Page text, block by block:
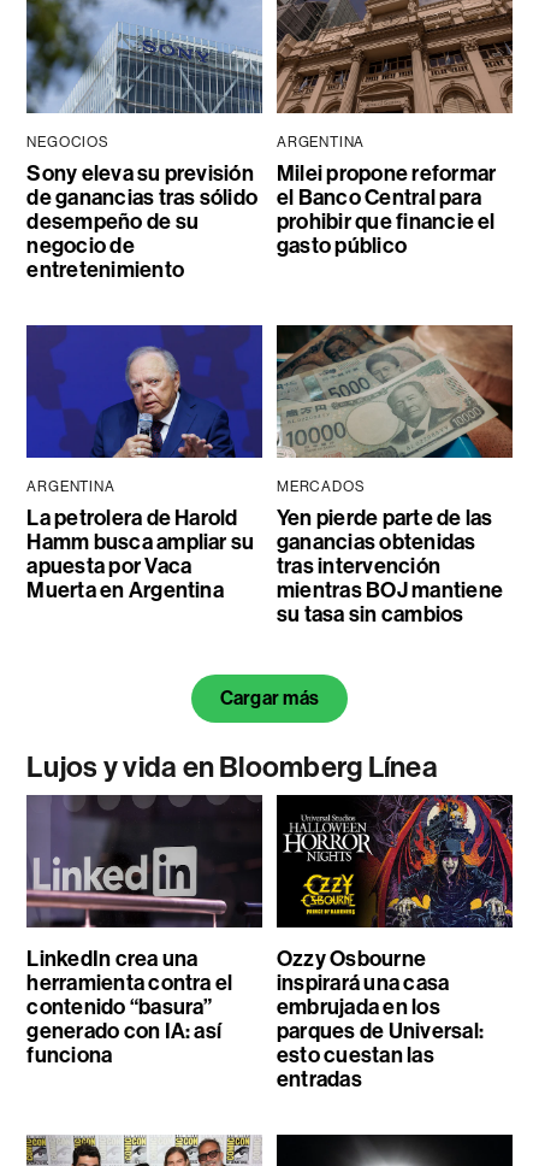
NEGOCIOS
Sony eleva su previsión
de ganancias tras sólido
desempeño de su
negocio de
entretenimiento
ARGENTINA
Milei propone reformar
el Banco Central para
prohibir que financie el
gasto público
ARGENTINA
La petrolera de Harold
Hamm busca ampliar su
apuesta por Vaca
Muerta en Argentina
MERCADOS
Yen pierde parte de las
ganancias obtenidas
tras intervención
mientras BOJ mantiene
su tasa sin cambios
Cargar más
Lujos y vida en Bloomberg Línea
LinkedIn crea una
herramienta contra el
contenido “basura”
generado con IA: así
funciona
Ozzy Osbourne
inspirará una casa
embrujada en los
parques de Universal:
esto cuestan las
entradas